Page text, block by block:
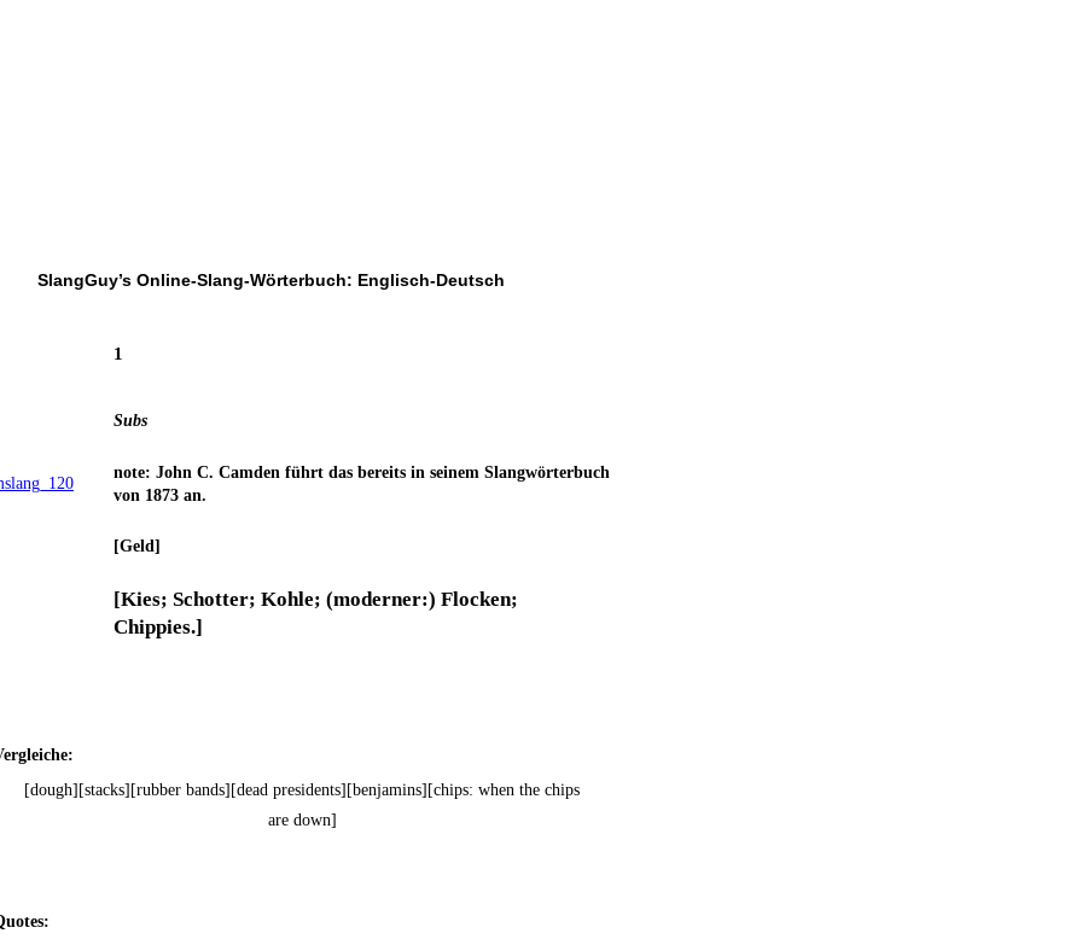
SlangGuy’s Online-Slang-Wör­ter­buch: Englisch-Deutsch
1
Subs
note: John C. Cam­den führt das bereits in sei­nem Slang­wör­ter­buch
von 1873 an.
[Geld]
[Kies; Schot­ter; Koh­le; (moder­ner:) Flo­cken;
Chippies.]
[dough][stacks][rubber bands][dead presidents][benjamins][chips: when the chips
are down]